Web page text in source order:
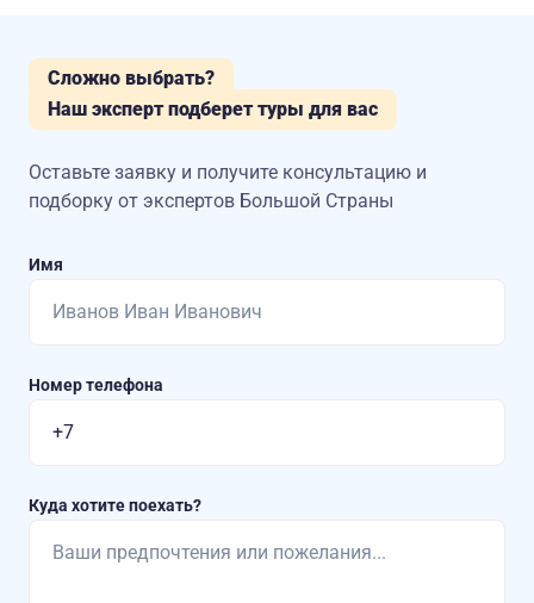
Сложно выбрать?
Наш эксперт подберет туры для вас
Оставьте заявку и получите консультацию и
подборку от экспертов Большой Страны
Имя
Номер телефона
Куда хотите поехать?